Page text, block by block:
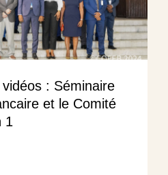
: Séminaire
et le Comité
1